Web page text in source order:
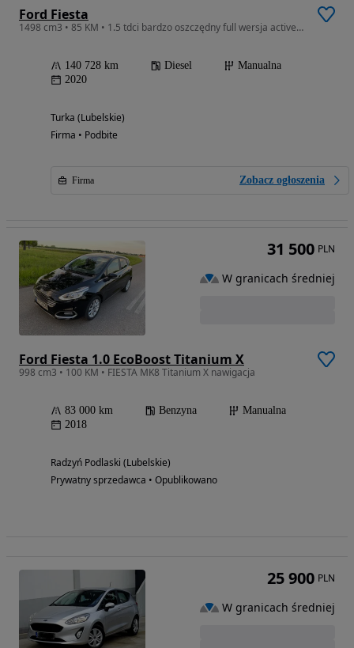
Ford Fiesta
1498 cm3 • 85 KM • 1.5 tdci bardzo oszczędny full wersja active nagłośnienie B&O
140 728 km Diesel
Manualna
2020
Turka (Lubelskie)
Firma • Podbite
Firma Zobacz ogłoszenia
Ford Fiesta 1.0 EcoBoost Titanium X
998 cm3 • 100 KM • FIESTA MK8 Titanium X nawigacja
83 000 km Benzyna
Manualna
2018
Radzyń Podlaski (Lubelskie)
Prywatny sprzedawca • Opublikowano
31 500 PLN
W granicach średniej
25 900 PLN
W granicach średniej